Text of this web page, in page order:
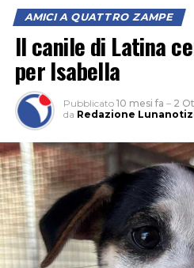
AMICI A QUATTRO ZAMPE
Il canile di Latina
per Isabella
Pubblicato 10 mesi fa – 2
da Redazione